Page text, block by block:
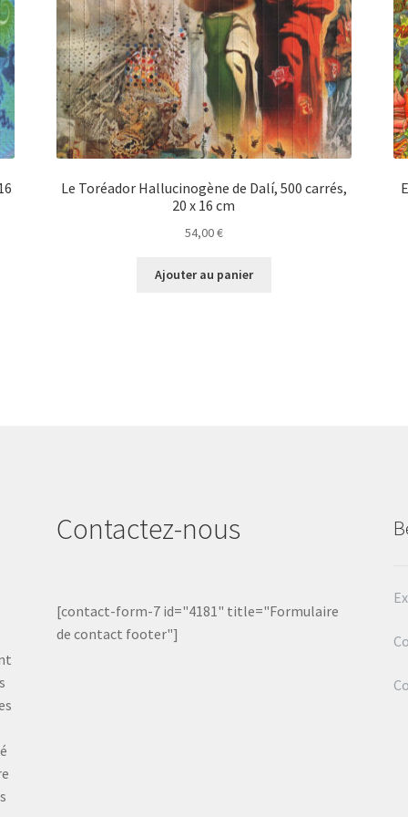
Le Toréador Hallucinogène de Dalí, 500 carrés,
20 x 16 cm
54,00€
Ajouter au panier
Contactez-nous
[contact-form-7 id="4181" title="Formulaire
de contact footer"]